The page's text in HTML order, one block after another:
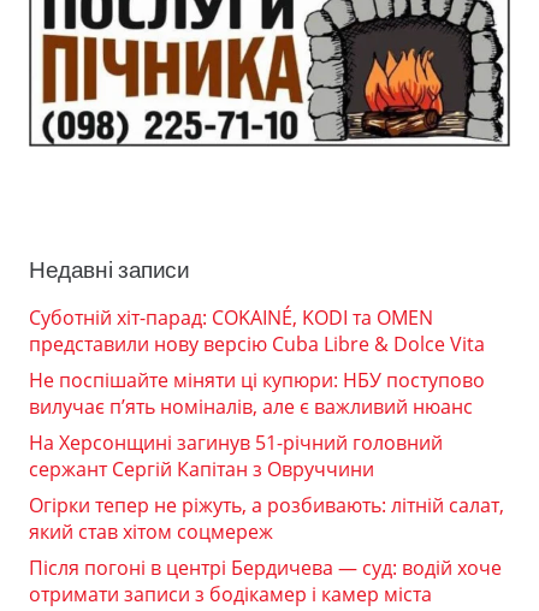
Недавні записи
Суботній хіт-парад: COKAINÉ, KODI та OMEN
представили нову версію Cuba Libre & Dolce Vita
Не поспішайте міняти ці купюри: НБУ поступово
вилучає п’ять номіналів, але є важливий нюанс
На Херсонщині загинув 51-річний головний
сержант Сергій Капітан з Овруччини
Огірки тепер не ріжуть, а розбивають: літній салат,
який став хітом соцмереж
Після погоні в центрі Бердичева — суд: водій хоче
отримати записи з бодікамер і камер міста